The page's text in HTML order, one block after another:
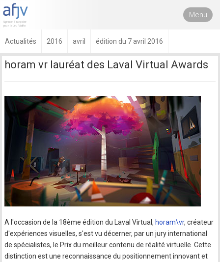
Menu
Actualités 2016 avril édition du 7 avril 2016
horam vr lauréat des Laval Virtual Awards
A l'occasion de la 18ème édition du Laval Virtual, horam\vr, créateur
d'expériences visuelles, s'est vu décerner, par un jury international
de spécialistes, le Prix du meilleur contenu de réalité virtuelle. Cette
distinction est une reconnaissance du positionnement innovant et